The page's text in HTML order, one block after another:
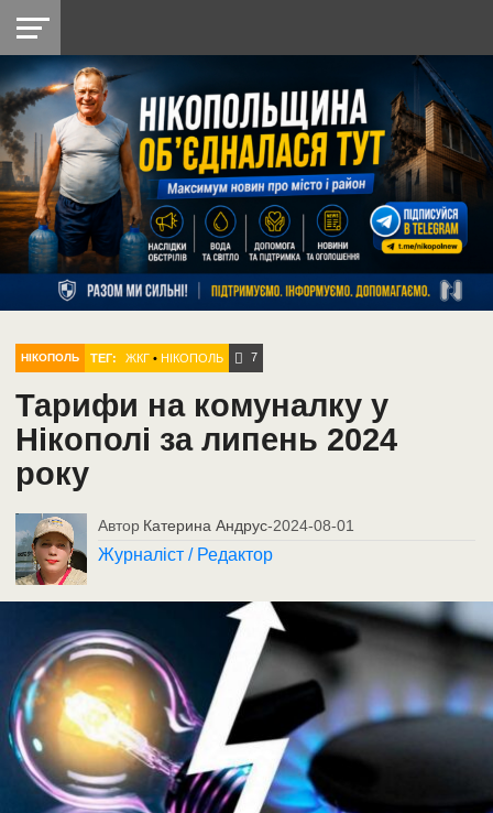
НІКОПОЛЬ
РАЙОН
СІЧЕСЛАВСЬКА
УКРАЇНА
РЕТРО
НІКОПОЛЬ
ЛАЙТ
УКРАЇНА
ДОПОМОГА
РАДІО
НІКОПОЛЬ ТЕГ: ЖКГ •НІКОПОЛЬ 7
Тарифи на комуналку у
Нікополі за липень 2024
року
Автор Катерина Андрус-2024-08-01
Журналіст / Редактор